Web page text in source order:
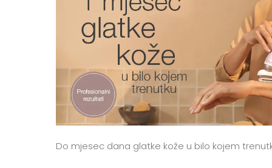
Do mjesec dana glatke kože u bilo kojem